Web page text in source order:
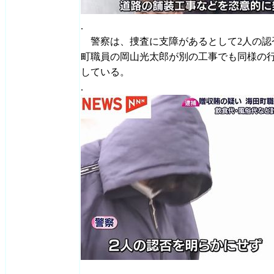
.
警察は、捜査に支障があるとして2人の
町職員の岡山光太郎が別の工事でも同様の
している。
.